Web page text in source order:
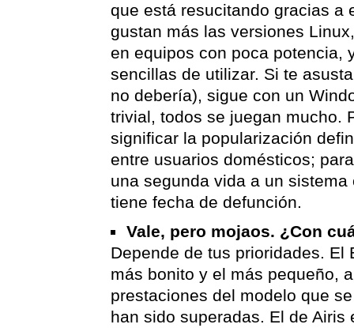
que está resucitando gracias a
gustan más las versiones
en equipos con poca potencia,
sencillas de utilizar. Si te
no debería), sigue con un
trivial, todos se juegan mucho.
significar la popularización
entre usuarios domésticos;
una segunda vida a un sistema
tiene fecha de defunción.
Vale, pero mojaos. ¿Con
Depende de tus prioridades. El
más bonito y el más pequeño,
prestaciones del modelo que
han sido superadas. El de Airis